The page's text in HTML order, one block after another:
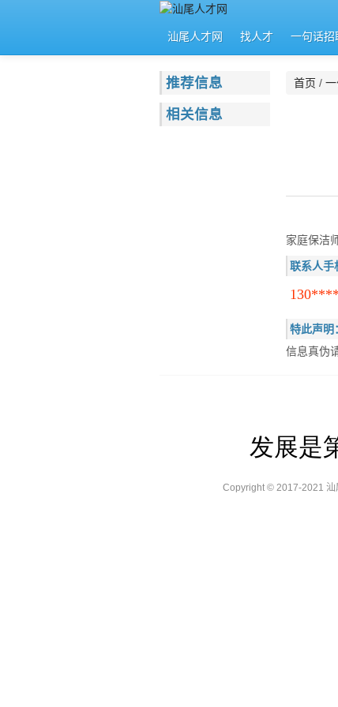
汕尾人才网 找人才 一句话招
推荐信息
相关信息
首页 /
家庭保洁
联系人手
特此声明：
信息真伪
发展是
Copyright © 2017-2021 汕